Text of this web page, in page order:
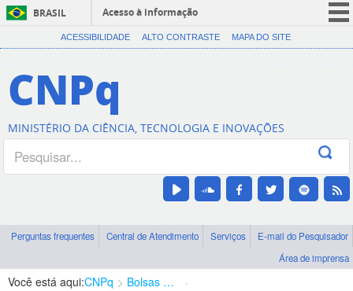
BRASIL
Acesso à informação
CORONAVÍRUS (COVID-19)
Canais
ACESSIBILIDADE ALTO CONTRASTE MAPA DO SITE
CNPq
MINISTÉRIO DA CIÊNCIA, TECNOLOGIA E INOVAÇÕES
Perguntas frequentes Central de Atendimento Serviços
E-mail do Pesquisador
Área de imprensa
Você está aqui:CNPq Bolsas e Auxílios Vigentes